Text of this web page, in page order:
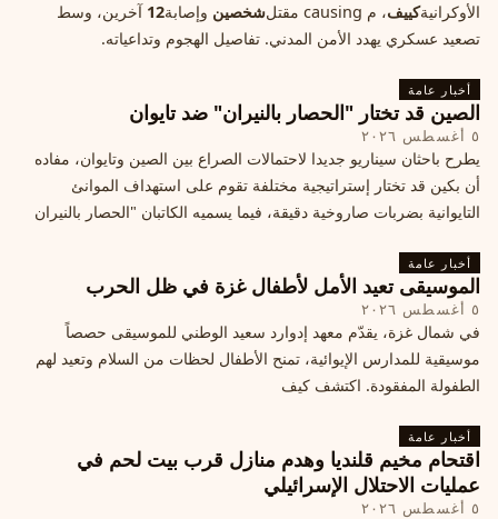
الأوكرانيةكييف، م causing مقتل شخصين وإصابة12 آخرين، وسط
تصعيد عسكري يهدد الأمن المدني. تفاصيل الهجوم وتداعياته.
أخبار عامة
الصين قد تختار "الحصار بالنيران" ضد تايوان
٥ أغسطس ٢٠٢٦
يطرح باحثان سيناريو جديدا لاحتمالات الصراع بين الصين وتايوان، مفاده
أن بكين قد تختار إستراتيجية مختلفة تقوم على استهداف الموانئ
التايوانية بضربات صاروخية دقيقة، فيما يسميه الكاتبان "الحصار بالنيران
أخبار عامة
الموسيقى تعيد الأمل لأطفال غزة في ظل الحرب
٥ أغسطس ٢٠٢٦
في شمال غزة، يقدّم معهد إدوارد سعيد الوطني للموسيقى حصصاً
موسيقية للمدارس الإيوائية، تمنح الأطفال لحظات من السلام وتعيد لهم
الطفولة المفقودة. اكتشف كيف
أخبار عامة
اقتحام مخيم قلنديا وهدم منازل قرب بيت لحم في
عمليات الاحتلال الإسرائيلي
٥ أغسطس ٢٠٢٦